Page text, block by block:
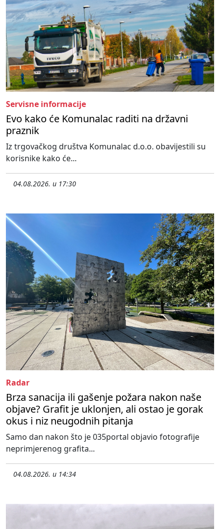
Servisne informacije
Evo kako će Komunalac raditi na državni
praznik
Iz trgovačkog društva Komunalac d.o.o. obavijestili su
korisnike kako će...
04.08.2026. u 17:30
Radar
Brza sanacija ili gašenje požara nakon naše
objave? Grafit je uklonjen, ali ostao je gorak
okus i niz neugodnih pitanja
Samo dan nakon što je 035portal objavio fotografije
neprimjerenog grafita...
04.08.2026. u 14:34